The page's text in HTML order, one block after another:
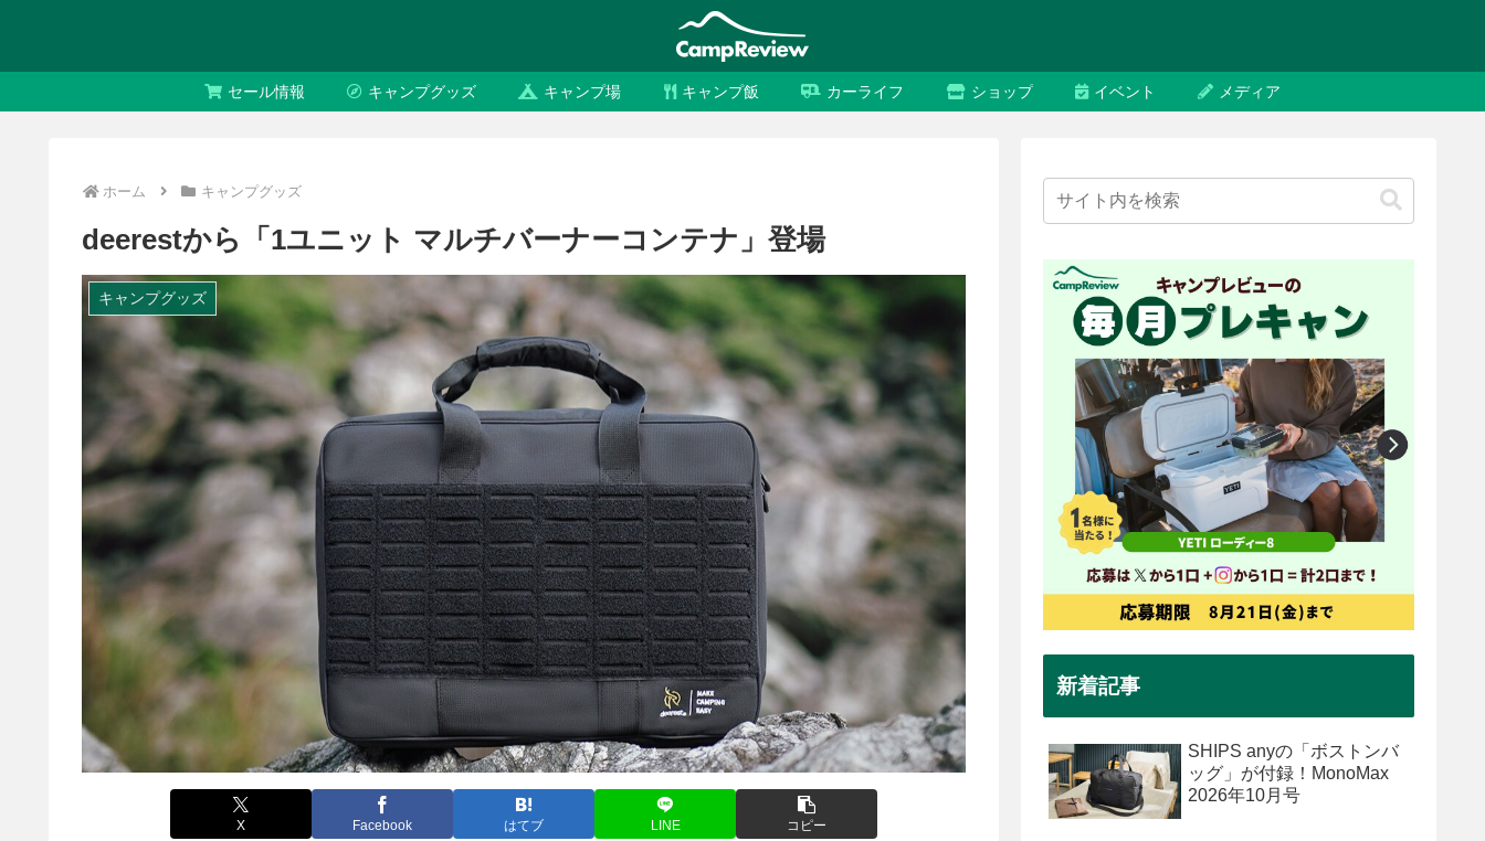
セール情報 キャンプグッズ キャンプ場 キャンプ飯 カーライフ ショップ イベント メディア
ホーム キャンプグッズ
deerestから「1ユニット マルチバーナーコンテナ」登場
キャンプグッズ
X Facebook はてブ LINE コピー
新着記事
SHIPS anyの「ボストンバ
ッグ」が付録！MonoMax
2026年10月号